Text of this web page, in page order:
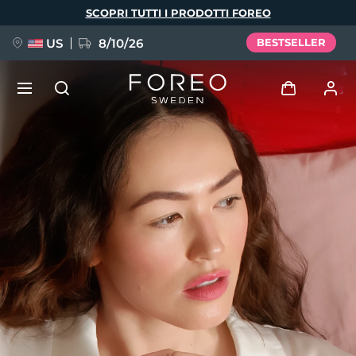
SCOPRI TUTTI I PRODOTTI FOREO
US 8/10/26 BESTSELLER
Accedi
Profilo utente
I miei dispositivi
I miei ordini
I miei indirizzi
I miei abbonamenti
FAQ™ Pure Beauty-Tech Elixir
BREAKING NEWS
issa™ Teeth Whitening Set
Lingua
English Deutsch
Español
Français
Português
Polski
Svenska
Русский
Türkçe
简体中文 繁體中文